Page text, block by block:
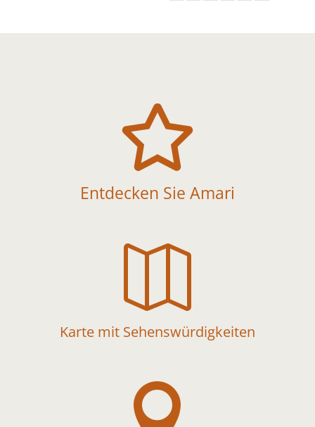

Entdecken Sie Amari

Karte mit Sehenswürdigkeiten